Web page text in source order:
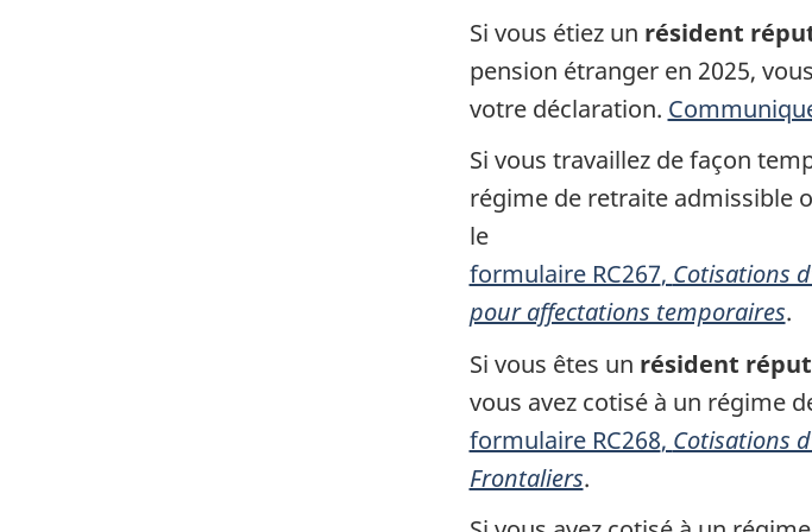
Si vous étiez un résident
pension étranger en 2025,
votre déclaration.
Si vous travaillez de façon
régime de retraite admissible
le
formulaire RC267, Cotisations
pour affectations temporaires.
Si vous êtes un résident
vous avez cotisé à un régime
formulaire RC268, Cotisations
Frontaliers.